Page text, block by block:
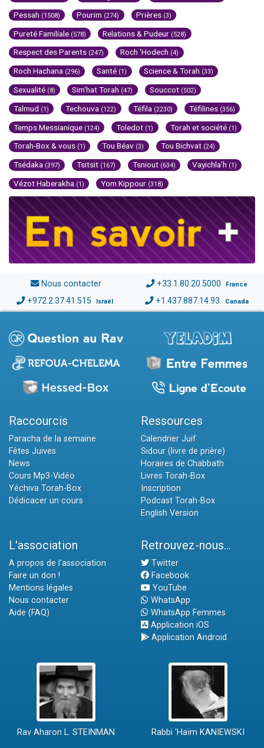
Pessah (1508) Pourim (274) Prières (3)
Pureté Familiale (578) Relations & Pudeur (528)
Respect des Parents (247) Roch 'Hodech (4)
Roch Hachana (296) Santé (1) Science & Torah (33)
Sexualité (8) Sim'hat Torah (47) Souccot (502)
Talmud (1) Techouva (122) Téfila (2230) Téfilines (356)
Temps Messianique (124) Toledot (1) Torah et société (1)
Torah-Box & vous (1) Tou Béav (3) Tou Bichvat (24)
Tsédaka (397) Tsitsit (167) Tsniout (634) Vayichla'h (1)
Vézot Haberakha (1) Yom Kippour (318)
Nous contacter +33.1.80.20.5000 France
+972.2.37.41.515 Israël +1.437.887.14.93 Canada
Raccourcis
Paracha de la semaine
Fêtes Juives
News
Cours Mp3-Vidéo
Yéchiva Torah-Box
Dédicacer un cours
Ressources
Calendrier Juif
Sidour (livre de prière)
Horaires de Chabbath
Livres Torah-Box
Inscription
Podcast Torah-Box
English Version
L'association
A propos de l'association
Faire un don !
Mentions légales
Nous contacter
Aide (FAQ)
Retrouvez-nous...
Twitter
Facebook
YouTube
WhatsApp
WhatsApp Femmes
Application iOS
Application Android
Rav Aharon L. STEINMAN Rabbi 'Haïm KANIEWSKI